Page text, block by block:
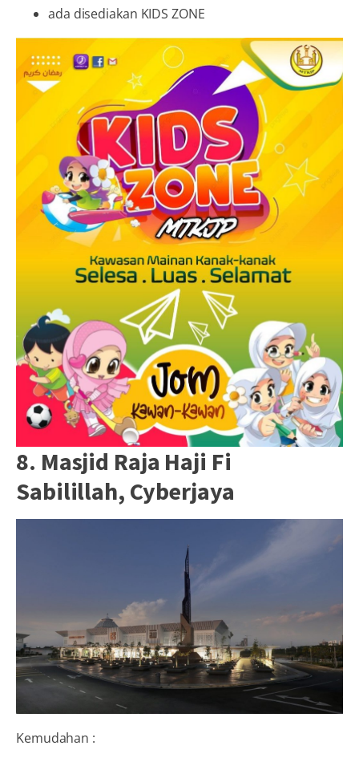
ada disediakan KIDS ZONE
8. Masjid Raja Haji Fi
Sabilillah, Cyberjaya
Kemudahan :